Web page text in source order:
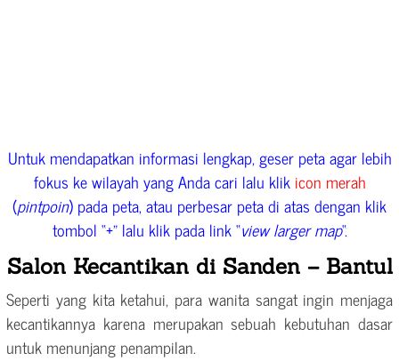
Untuk mendapatkan informasi lengkap, geser peta agar lebih
fokus ke wilayah yang Anda cari lalu klik icon merah
(pintpoin) pada peta, atau perbesar peta di atas dengan klik
tombol “+” lalu klik pada link “view larger map“.
Salon Kecantikan di Sanden – Bantul
Seperti yang kita ketahui, para wanita sangat ingin menjaga
kecantikannya karena merupakan sebuah kebutuhan dasar
untuk menunjang penampilan.